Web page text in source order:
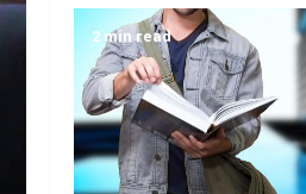
2 min read